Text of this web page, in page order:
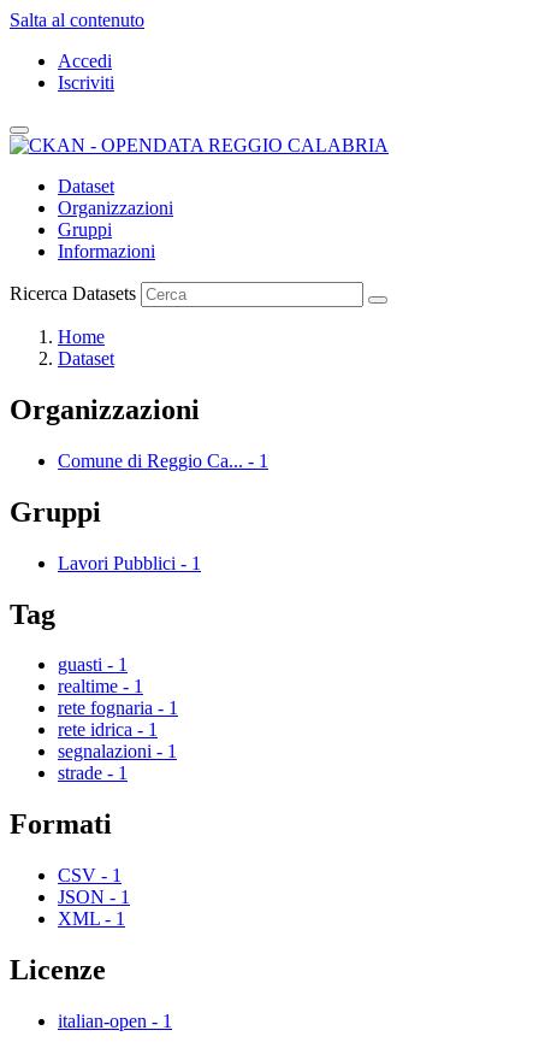
Salta al contenuto
Accedi
Iscriviti
Dataset
Organizzazioni
Gruppi
Informazioni
Ricerca Datasets
Home
Dataset
Organizzazioni
Comune di Reggio Ca... - 1
Gruppi
Lavori Pubblici - 1
Tag
guasti - 1
realtime - 1
rete fognaria - 1
rete idrica - 1
segnalazioni - 1
strade - 1
Formati
CSV - 1
JSON - 1
XML - 1
Licenze
italian-open - 1